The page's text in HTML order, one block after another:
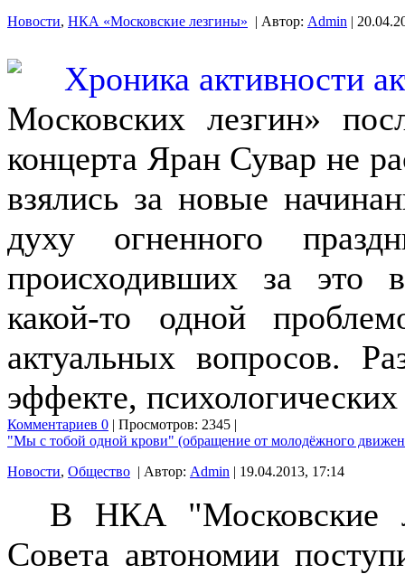
Новости, НКА «Московские лезгины» | Автор: Admin |
Московских лезгин»
концерта Яран Сувар не
взялись за новые
духу огненного
происходивших за это
какой-то одной
актуальных вопросов.
эффекте,
Комментариев 0 | Просмотров: 2345 |
"Мы с тобой одной крови" (обращение от молодёжного
Новости, Общество | Автор: Admin | 19.04.2013, 17:14
В НКА "Московские
Совета автономии